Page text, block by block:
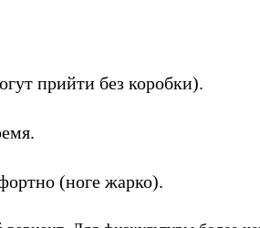
прийти без коробки).
(ноге жарко).